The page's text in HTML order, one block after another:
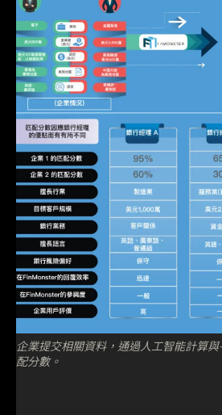
企業提交相關資料，通過人工智能計算
配分數。